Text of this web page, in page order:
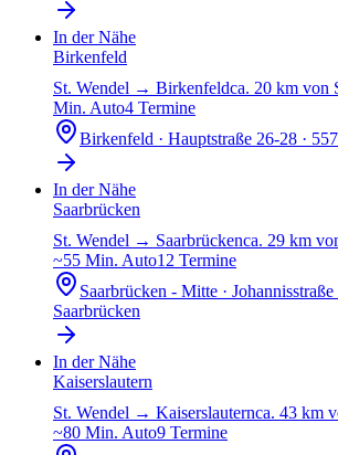
In der Nähe
Birkenfeld
St. Wendel → Birkenfeldca. 20 km von
Min. Auto4 Termine
Birkenfeld · Hauptstraße 26-28 ·
In der Nähe
Saarbrücken
St. Wendel → Saarbrückenca. 29 km
~55 Min. Auto12 Termine
Saarbrücken - Mitte · Johannisstraße
Saarbrücken
In der Nähe
Kaiserslautern
St. Wendel → Kaiserslauternca. 43 km
~80 Min. Auto9 Termine